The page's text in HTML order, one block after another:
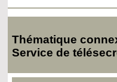
Thématique
Service de